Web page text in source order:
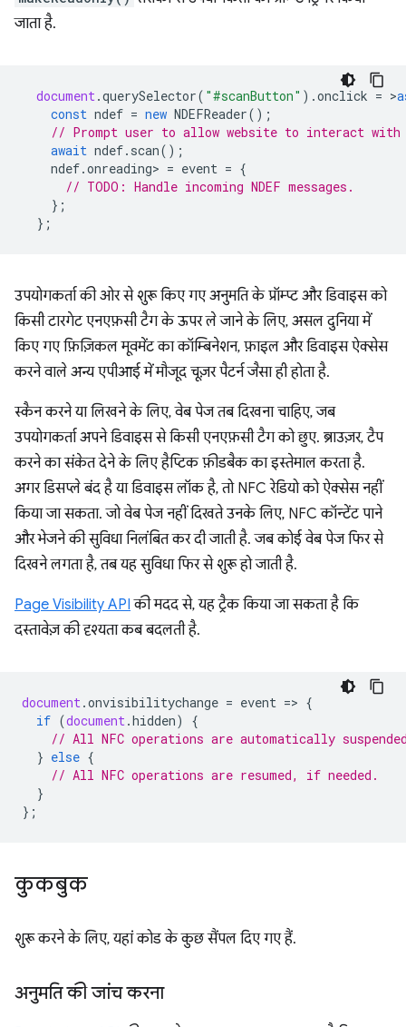
जाता है.
document.querySelector( "#scanButton" ).onclick = >
const ndef = new NDEFReader();
// Prompt user to allow website to interact with
await ndef. scan();
ndef.onreading> = event = {
// TODO: Handle incoming NDEF messages.
};
};
उपयोगकर्ता की ओर से शुरू किए गए अनुमति के प्रॉम्प्ट और डिवाइस को
किसी टारगेट एनएफ़सी टैग के ऊपर ले जाने के लिए, असल दुनिया में
किए गए फ़िज़िकल मूवमेंट का कॉम्बिनेशन, फ़ाइल और डिवाइस ऐक्सेस
करने वाले अन्य एपीआई में मौजूद चूज़र पैटर्न जैसा ही होता है.
स्कैन करने या लिखने के लिए, वेब पेज तब दिखना चाहिए, जब
उपयोगकर्ता अपने डिवाइस से किसी एनएफ़सी टैग को छुए. ब्राउज़र, टैप
करने का संकेत देने के लिए हैप्टिक फ़ीडबैक का इस्तेमाल करता है.
अगर डिसप्ले बंद है या डिवाइस लॉक है, तो NFC रेडियो को ऐक्सेस नहीं
किया जा सकता. जो वेब पेज नहीं दिखते उनके लिए, NFC कॉन्टेंट पाने
और भेजने की सुविधा निलंबित कर दी जाती है. जब कोई वेब पेज फिर से
दिखने लगता है, तब यह सुविधा फिर से शुरू हो जाती है.
Page Visibility API की मदद से, यह ट्रैक किया जा सकता है कि
दस्तावेज़ की दृश्यता कब बदलती है.
document.onvisibilitychange = event => {
if (document.hidden)
{
// All NFC operations are automatically
} else {
// All NFC operations are resumed, if needed.
}
};
कुकबुक
शुरू करने के लिए, यहां कोड के कुछ सैंपल दिए गए हैं.
अनुमति की जांच करना